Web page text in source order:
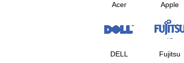
Acer Apple
DELL Fujitsu